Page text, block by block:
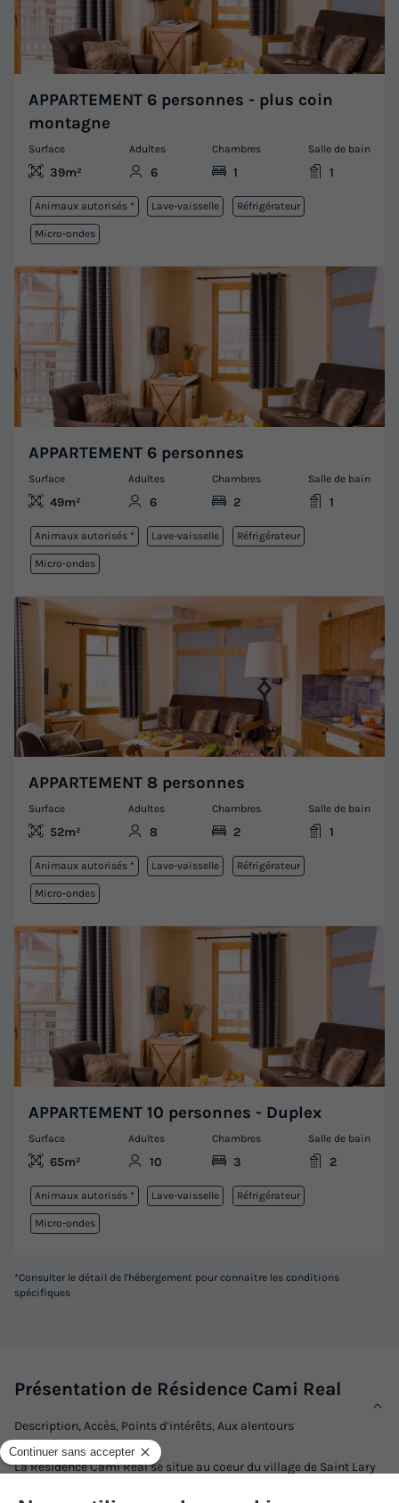
APPARTEMENT 6 personnes - plus coin
montagne
Surface
39m²
Adultes
6
Chambres
1
Salle de bain
1
Animaux autorisés * Lave-vaisselle Réfrigérateur
Micro-ondes
APPARTEMENT 6 personnes
Surface
49m²
Adultes
6
Chambres
2
Salle de bain
1
Animaux autorisés * Lave-vaisselle Réfrigérateur
Micro-ondes
APPARTEMENT 8 personnes
Surface
52m²
Adultes
8
Chambres
2
Salle de bain
1
Animaux autorisés * Lave-vaisselle Réfrigérateur
Micro-ondes
APPARTEMENT 10 personnes - Duplex
Surface
65m²
Adultes
10
Chambres
3
Salle de bain
2
Animaux autorisés * Lave-vaisselle Réfrigérateur
Micro-ondes
*Consulter le détail de l'hébergement pour connaitre les conditions
spécifiques
Présentation de Résidence Cami Real
Description, Accès, Points d’intérêts, Aux alentours
La Résidence Cami Real se situe au coeur du village de Saint Lary